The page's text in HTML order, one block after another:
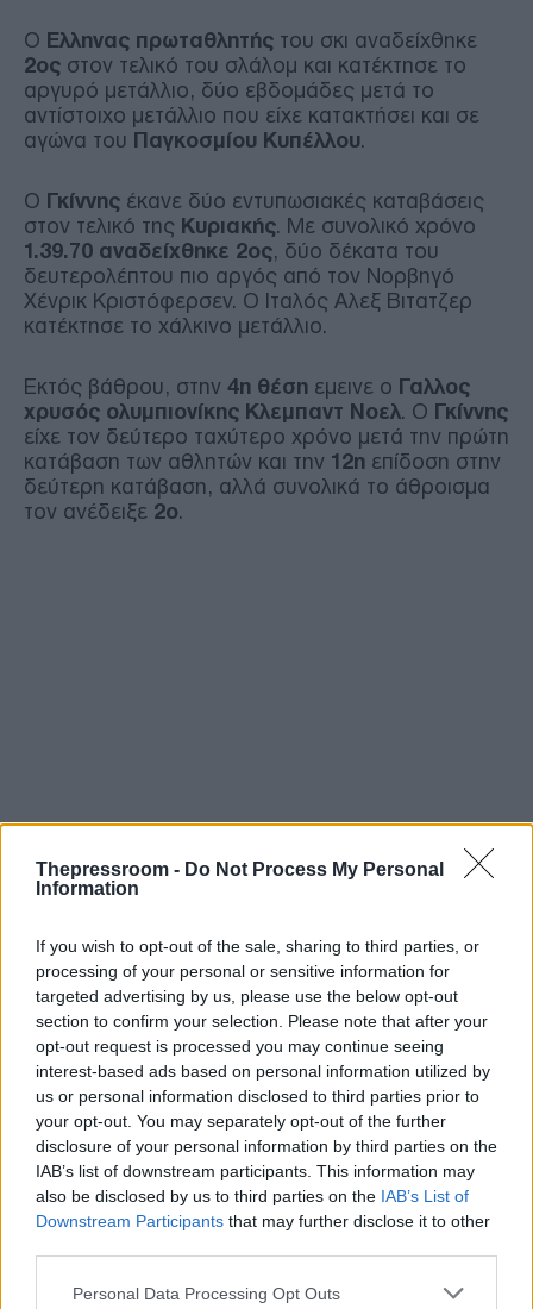
Thepressroom - Do Not Process My Personal
Information
If you wish to opt-out of the sale, sharing to third parties, or
processing of your personal or sensitive information for
targeted advertising by us, please use the below opt-out
section to confirm your selection. Please note that after your
opt-out request is processed you may continue seeing
interest-based ads based on personal information utilized by
us or personal information disclosed to third parties prior to
your opt-out. You may separately opt-out of the further
disclosure of your personal information by third parties on the
IAB’s list of downstream participants. This information may
also be disclosed by us to third parties on the IAB’s List of
Downstream Participants that may further disclose it to other
Please note that this website/app uses one or more Google
Personal Data Processing Opt Outs
Ο Ελληνας πρωταθλητής του σκι αναδείχθηκε
2ος στον τελικό του σλάλομ και κατέκτησε το
αργυρό μετάλλιο, δύο εβδομάδες μετά το
αντίστοιχο μετάλλιο που είχε κατακτήσει και σε
αγώνα του Παγκοσμίου Κυπέλλου.
Ο Γκίννης έκανε δύο εντυπωσιακές καταβάσεις
στον τελικό της Κυριακής. Με συνολικό χρόνο
1.39.70 αναδείχθηκε 2ος, δύο δέκατα του
δευτερολέπτου πιο αργός από τον Νορβηγό
Χένρικ Κριστόφερσεν. Ο Ιταλός Αλεξ Βιτατζερ
κατέκτησε το χάλκινο μετάλλιο.
Εκτός βάθρου, στην 4η θέση εμεινε ο Γαλλος
χρυσός ολυμπιονίκης Κλεμπαντ Νοελ. Ο Γκίννης
είχε τον δεύτερο ταχύτερο χρόνο μετά την πρώτη
κατάβαση των αθλητών και την 12η επίδοση στην
δεύτερη κατάβαση, αλλά συνολικά το άθροισμα
τον ανέδειξε 2ο.